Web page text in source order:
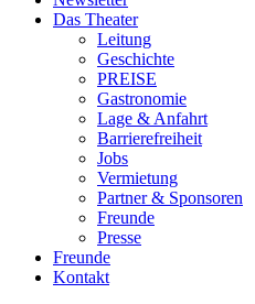
Das Theater
Leitung
Geschichte
PREISE
Gastronomie
Lage & Anfahrt
Barrierefreiheit
Jobs
Vermietung
Partner & Sponsoren
Freunde
Presse
Freunde
Kontakt